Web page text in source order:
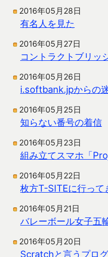
2016年05月28日
有名人を見た
2016年05月27日
コントラクトブリッ
2016年05月26日
i.softbank.jpからの
2016年05月25日
知らない番号の着信
2016年05月23日
組み立てスマホ「
2016年05月22日
枚方T-SITEに行って
2016年05月21日
バレーボール女子五
2016年05月20日
Scratchと言うプロ